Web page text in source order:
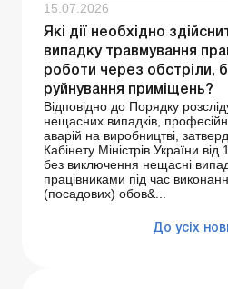
15.07.2026
Які дії необхідно
випадку травмування
роботи через обстріли,
руйнування приміщень?
Відповідно до Порядку
нещасних випадків,
аварій на виробництві,
Кабінету Міністрів України
без виключення нещасні
працівниками під час
(посадових) обов&...
До усіх